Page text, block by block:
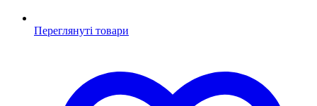
Переглянуті товари